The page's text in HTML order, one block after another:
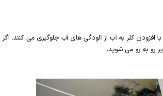
افزودن کلر به آب از آلودگی های آب جلوگیری می کنند.
رو به رو می شوید.